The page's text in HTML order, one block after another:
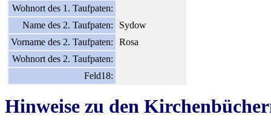
Wohnort des 1. Taufpaten:
Name des 2. Taufpaten:
Sydow
Vorname des 2. Taufpaten:
Rosa
Wohnort des 2. Taufpaten:
Feld18:
Hinweise zu den